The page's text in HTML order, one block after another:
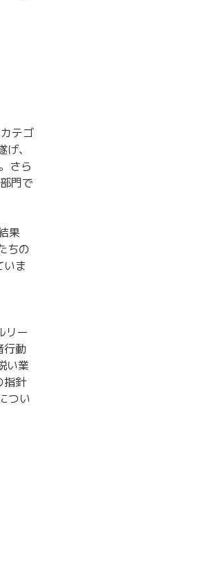
テゴ
、
さら
門で
果
ちの
ま
リー
行動
い業
指針
つい